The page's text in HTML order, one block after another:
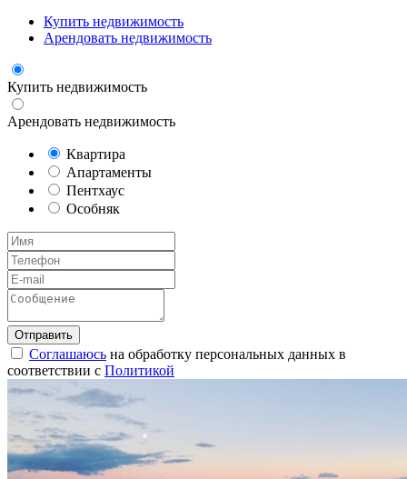
Купить недвижимость
Арендовать недвижимость
Купить недвижимость
Арендовать недвижимость
Квартира
Апартаменты
Пентхаус
Особняк
Соглашаюсь на обработку персональных данных в
соответствии с Политикой